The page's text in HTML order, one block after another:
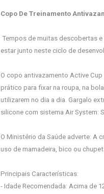
Copo De Treinamento
Tempos de muitas descobertas
estar junto neste ciclo de
O copo antivazamento Active
prático para fixar na roupa, na
utilizarem no dia a dia. Gargalo
silicone com sistema Air System:
O Ministério da Saúde adverte: A
uso de mamadeira, bico ou
Principais Características:
- Idade Recomendada: Acima de